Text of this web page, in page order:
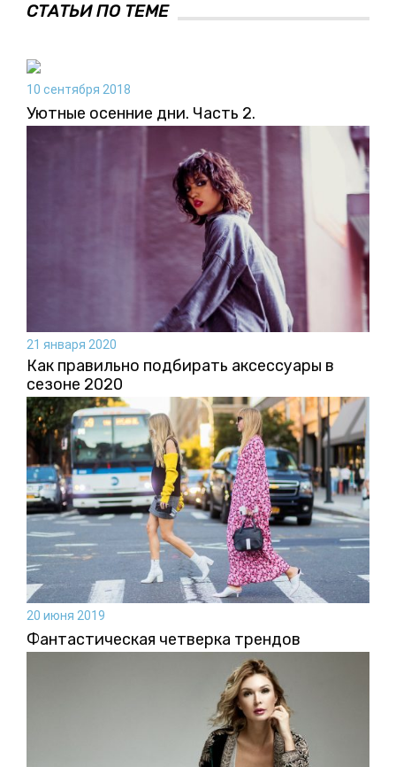
СТАТЬИ ПО ТЕМЕ
10 сентября 2018
Уютные осенние дни. Часть 2.
21 января 2020
Как правильно подбирать аксессуары в
сезоне 2020
20 июня 2019
Фантастическая четверка трендов